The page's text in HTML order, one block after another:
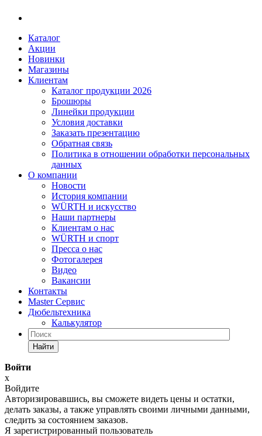
Каталог
Акции
Новинки
Магазины
Клиентам
Каталог продукции 2026
Брошюры
Линейки продукции
Условия доставки
Заказать презентацию
Обратная связь
Политика в отношении обработки персональных
данных
О компании
Новости
История компании
WÜRTH и искусство
Наши партнеры
Клиентам о нас
WÜRTH и спорт
Пресса о нас
Фотогалерея
Видео
Вакансии
Контакты
Master Сервис
Дюбельтехника
Калькулятор
Найти
Войти
x
Войдите
Авторизировавшись, вы сможете видеть цены и остатки,
делать заказы, а также управлять своими личными данными,
следить за состоянием заказов.
Я зарегистрированный пользователь